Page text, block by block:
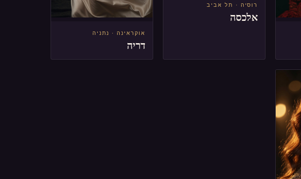
רוסיה · תל אביב
אלכסה
אוקראינה · נתניה
דריה